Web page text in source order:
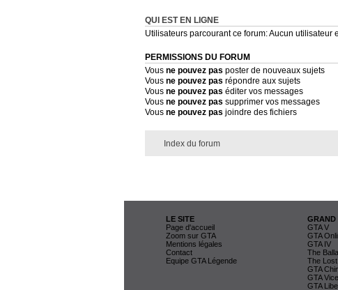
QUI EST EN LIGNE
Utilisateurs parcourant ce forum: Aucun utilisateur
PERMISSIONS DU FORUM
Vous ne pouvez pas poster de nouveaux sujets
Vous ne pouvez pas répondre aux sujets
Vous ne pouvez pas éditer vos messages
Vous ne pouvez pas supprimer vos messages
Vous ne pouvez pas joindre des fichiers
Index du forum
LE SITE
Page d'accueil
Zoom sur GTA
Mentions légales
Contact
Equipe GTA Légende
GRAND
GTA V
GTA
GTA IV
The
The
GTA
GTA
GTA